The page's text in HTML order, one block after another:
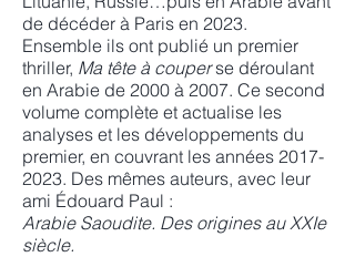
de décéder à Paris en 2023.
Ensemble ils ont publié un premier
thriller, Ma tête à couperse déroulant
en Arabie de 2000 à 2007. Ce second
volume complète et actualise les
analyses et les développements du
premier, en couvrant les années 2017-
2023. Des mêmes auteurs, avec leur
ami Édouard Paul :
Arabie Saoudite. Des origines au XXIe
siècle.